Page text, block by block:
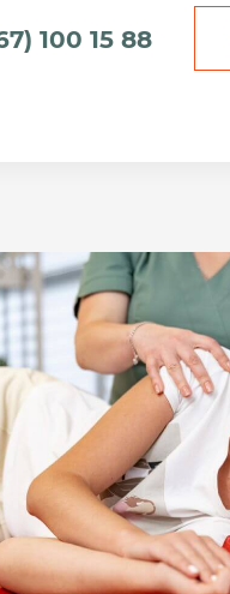
100 15 88